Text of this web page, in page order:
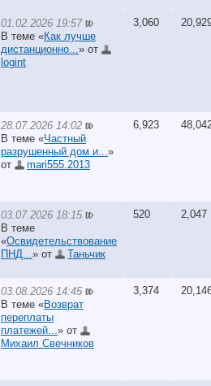
01.02.2026 19:57
В теме «Как лучше
дистанционно... » от
logint
3,060
28.07.2026 14:02
В теме «Частный
разрушенный дом и... »
от
mari555.2013
6,923
03.07.2026 18:15
В теме
«Освидетельствование
ПНД... » от Таньчик
520 2,047
03.08.2026 14:45
В теме «Возврат
переплаты
платежей... » от
Михаил Свечников
3,374